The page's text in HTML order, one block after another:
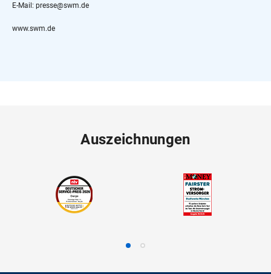
E-Mail: presse@swm.de
www.swm.de
Auszeichnungen